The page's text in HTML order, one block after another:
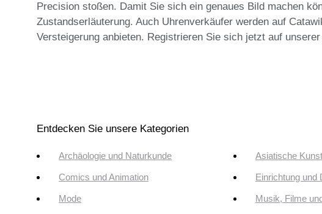
Precision stoßen. Damit Sie sich ein genaues Bild machen
Zustandserläuterung. Auch Uhrenverkäufer werden auf
Versteigerung anbieten. Registrieren Sie sich jetzt auf
Entdecken Sie unsere Kategorien
Archäologie und Naturkunde Asiatische
Comics und Animation Einrichtung und
Mode Musik, Filme